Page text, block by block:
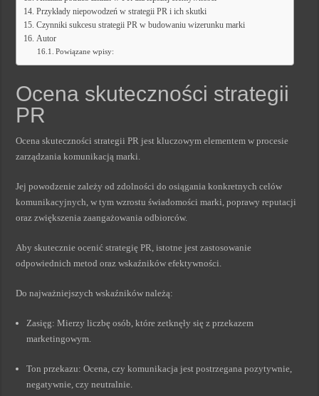
Przykłady niepowodzeń w strategii PR i ich skutki
Czynniki sukcesu strategii PR w budowaniu wizerunku marki
Autor
Powiązane wpisy:
Ocena skuteczności strategii
PR
Ocena skuteczności strategii PR jest kluczowym elementem w procesie
zarządzania komunikacją marki.
Jej powodzenie zależy od zdolności do osiągania konkretnych celów
komunikacyjnych, w tym wzrostu świadomości marki, poprawy reputacji
oraz zwiększenia zaangażowania odbiorców.
Aby skutecznie ocenić strategię PR, istotne jest zastosowanie
odpowiednich metod oraz wskaźników efektywności.
Do najważniejszych wskaźników należą:
Zasięg: Mierzy liczbę osób, które zetknęły się z przekazem
marketingowym.
Ton przekazu: Ocena, czy komunikacja jest postrzegana pozytywnie,
negatywnie, czy neutralnie.